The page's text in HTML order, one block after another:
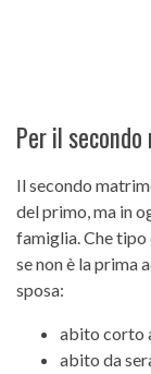
Per il
Il secondo
del primo, ma in
famiglia. Che
se non è la prima
sposa:
abito corto
abito da